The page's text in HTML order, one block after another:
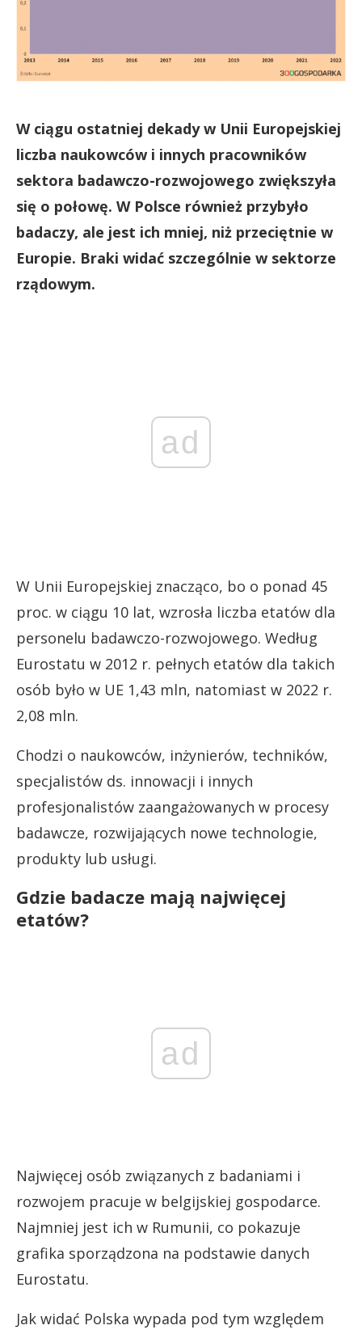
W ciągu ostatniej dekady w Unii Europejskiej
liczba naukowców i innych pracowników
sektora badawczo-rozwojowego zwiększyła
się o połowę. W Polsce również przybyło
badaczy, ale jest ich mniej, niż przeciętnie w
Europie. Braki widać szczególnie w sektorze
rządowym.
ad
W Unii Europejskiej znacząco, bo o ponad 45
proc. w ciągu 10 lat, wzrosła liczba etatów dla
personelu badawczo-rozwojowego. Według
Eurostatu w 2012 r. pełnych etatów dla takich
osób było w UE 1,43 mln, natomiast w 2022 r.
2,08 mln.
Chodzi o naukowców, inżynierów, techników,
specjalistów ds. innowacji i innych
profesjonalistów zaangażowanych w procesy
badawcze, rozwijających nowe technologie,
produkty lub usługi.
Gdzie badacze mają najwięcej
etatów?
ad
Najwięcej osób związanych z badaniami i
rozwojem pracuje w belgijskiej gospodarce.
Najmniej jest ich w Rumunii, co pokazuje
grafika sporządzona na podstawie danych
Eurostatu.
Jak widać Polska wypada pod tym względem